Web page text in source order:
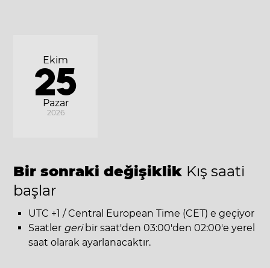
Pazar
Ekim
25
2026
Bir sonraki değişiklik Kış saati
başlar
UTC +1 / Central European Time (CET) e geçiyor
Saatler geribir saat'den 03:00'den 02:00'e yerel
saat olarak ayarlanacaktır.